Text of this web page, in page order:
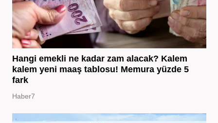
Hangi emekli ne kadar zam alacak? Kalem
kalem yeni maaş tablosu! Memura yüzde 5
fark
Haber7